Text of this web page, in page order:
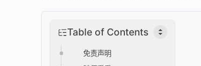
Table of Contents
免责声明